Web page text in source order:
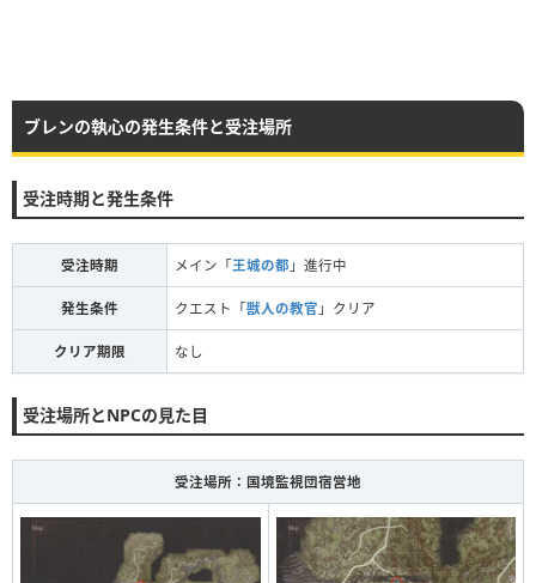
ブレンの執心の発生条件と受注場所
受注時期と発生条件
受注時期 メイン「王城の都 」進行中
発生条件 クエスト「獣人の教官 」クリア
クリア期限 なし
受注場所とNPCの見た目
受注場所：国境監視団宿営地